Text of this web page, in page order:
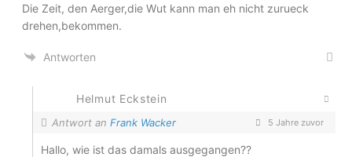
Die Zeit, den Aerger,die Wut kann man eh nicht zurueck
drehen,bekommen.
Antworten
Helmut Eckstein
Antwort an Frank Wacker 5 Jahre zuvor
Hallo, wie ist das damals ausgegangen??